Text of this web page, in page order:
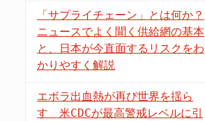
「サプライチェーン」とは何か？
ニュースでよく聞く供給網の基本
と、日本が今直面するリスクをわ
かりやすく解説
エボラ出血熱が再び世界を揺ら
す 米CDCが最高警戒レベルに引